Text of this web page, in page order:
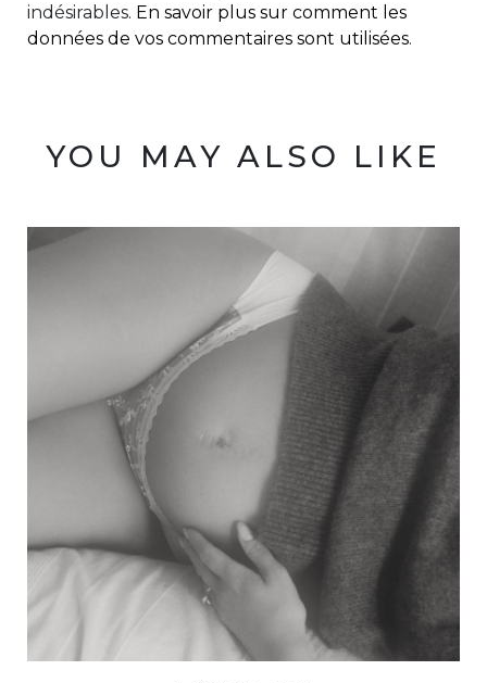
indésirables. En savoir plus sur comment les
données de vos commentaires sont utilisées.
YOU MAY ALSO LIKE